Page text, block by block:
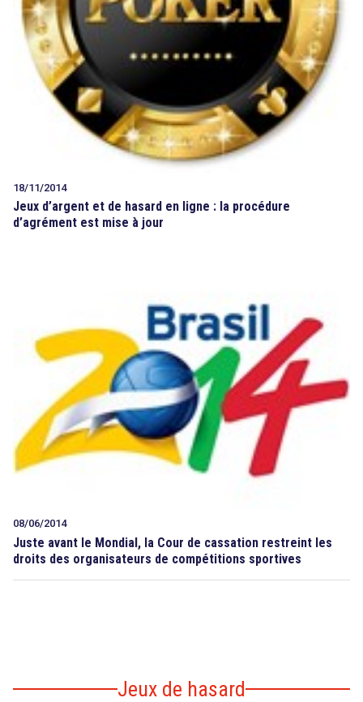
18/11/2014
Jeux d’argent et de hasard en ligne : la procédure
d’agrément est mise à jour
08/06/2014
Juste avant le Mondial, la Cour de cassation restreint les
droits des organisateurs de compétitions sportives
Jeux de hasard